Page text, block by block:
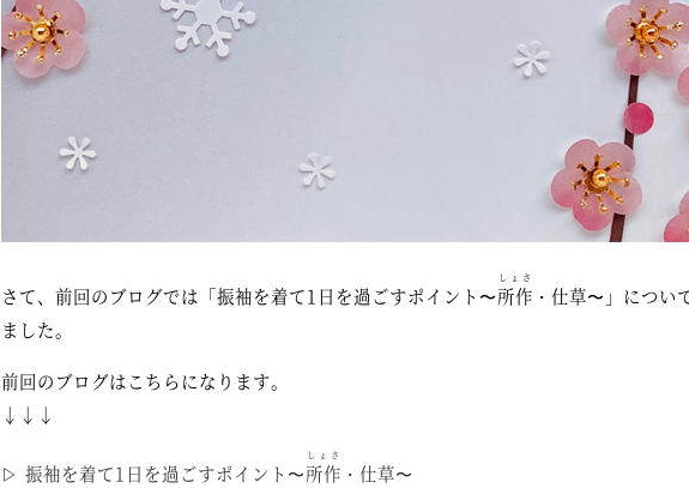
さて、前回のブログでは「振袖を着て1日を過ごすポイント〜所作
しょさ
・仕草〜」につい
ました。
前回のブログはこちらになります。
↓↓↓
▷ 振袖を着て1日を過ごすポイント〜所作
しょさ
・仕草〜